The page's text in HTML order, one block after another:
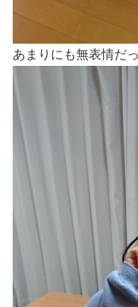
あまりにも無表情だ